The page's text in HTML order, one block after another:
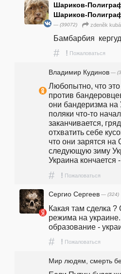
Шариков-
Шариков-
— (39072) zdeněk
Бамбарбия
# ! Пожаловаться
Владимир Кудинов —
Любопытно, что это
против
они бандеризма на
поляки что-то
заканчивается,
отхватить себе
что они зарятся
следующую зиму
Украина
# ! Пожаловаться
Сергио Сергеев — (324)
Какая там сделка
режима на
образование -
# ! Пожаловаться
Мир людям, смерть